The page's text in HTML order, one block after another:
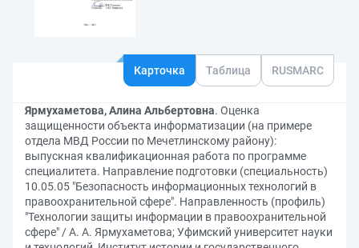
Карточка Таблица RUSMARC
Ярмухаметова, Алина Альбертовна. Оценка
защищенности объекта информатизации (на примере
отдела МВД России по Мечетлинскому району):
выпускная квалификационная работа по программе
специалитета. Направление подготовки (специальность)
10.05.05 "Безопасность информационных технологий в
правоохранительной сфере". Направленность (профиль)
"Технологии защиты информации в правоохранительной
сфере" / А. А. Ярмухаметова; Уфимский университет науки